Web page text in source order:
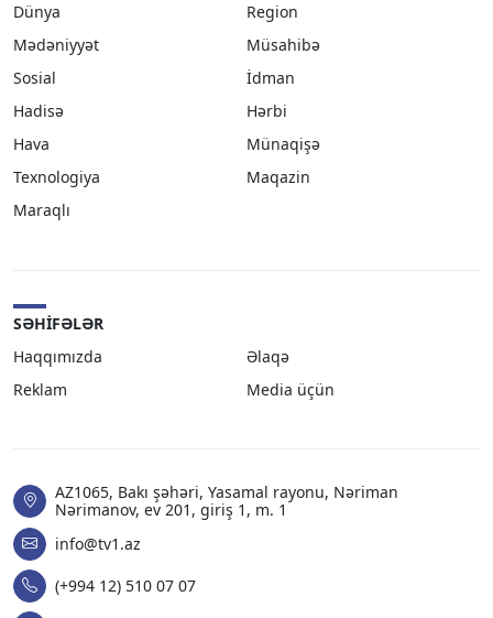
Dünya
Region
Mədəniyyət
Müsahibə
Sosial
İdman
Hadisə
Hərbi
Hava
Münaqişə
Texnologiya
Maqazin
Maraqlı
SƏHIFƏLƏR
Haqqımızda
Əlaqə
Reklam
Media üçün
AZ1065, Bakı şəhəri, Yasamal rayonu, Nəriman
Nərimanov, ev 201, giriş 1, m. 1
info@tv1.az
(+994 12) 510 07 07